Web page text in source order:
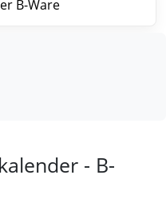
- B-